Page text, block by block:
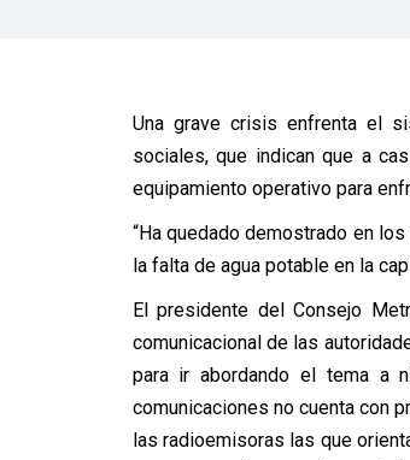
Una grave crisis enfrenta el
sociales, que indican que a
equipamiento operativo para
“Ha quedado demostrado en
la falta de agua potable en la
El presidente del Consejo
comunicacional de las
para ir abordando el tema a
comunicaciones no cuenta con
las radioemisoras las que